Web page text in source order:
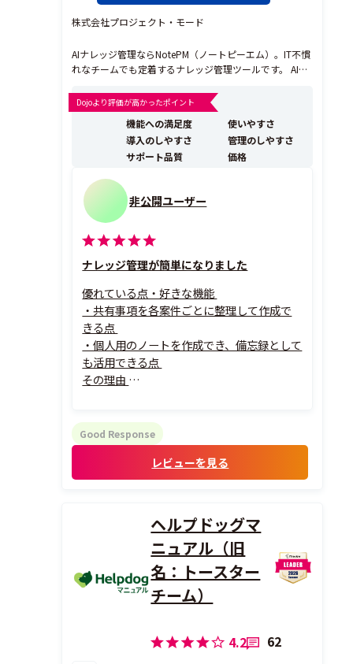
株式会社プロジェクト・モード
AIナレッジ管理ならNotePM（ノートピーエム）。IT不慣
れなチームでも定着するナレッジ管理ツールです。 AIチ
で、知りたいが数秒で見つかる。 添付ファイルの中身ま
で全文検索し、属人化を解消します。 登録社数12,000社
以上・継続率99％超、大手・金融機関...
Dojoより評価が高かったポイント
機能への満足度
使いやすさ
導入のしやすさ
管理のしやすさ
サポート品質
価格
非公開ユーザー
ナレッジ管理が簡単になりました
優れている点・好きな機能
・共有事項を各案件ごとに整理して作成で
きる点
・個人用のノートを作成でき、備忘録として
も活用できる点
その理由
ことで、情報を風化させることなく蓄積でき
ます。
過去の情報も検索機能ですぐに見つけるこ
とができるため、必要な対応内容や経緯を
Good Response
レビューを見る
ヘルプドッグマ
ニュアル（旧
名：トースター
チーム）
4.2 62